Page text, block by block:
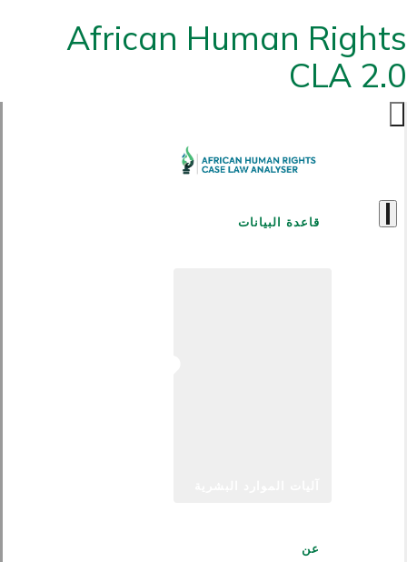
African Human Rights
CLA 2.0
قاعدة البيانات
عن